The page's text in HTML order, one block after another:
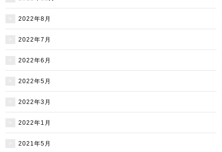
2022年8月
2022年7月
2022年6月
2022年5月
2022年3月
2022年1月
2021年5月